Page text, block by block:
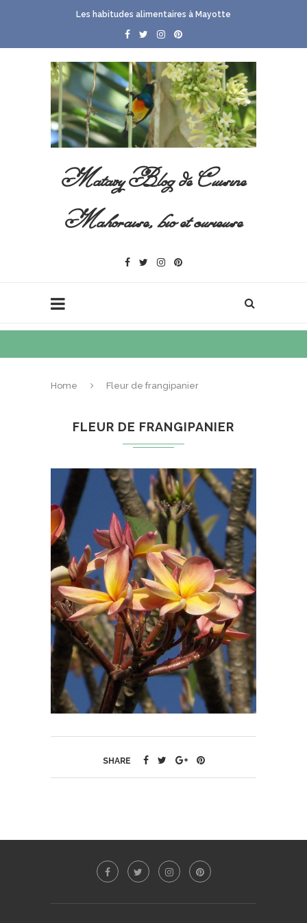
Les habitudes alimentaires à Mayotte
Matavy Blog de Cuisine
Mahoraise, bio et curieuse
Home Fleur de frangipanier
FLEUR DE FRANGIPANIER
SHARE